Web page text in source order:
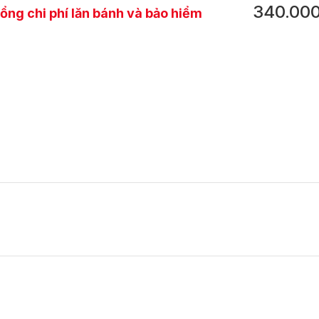
chi phí lăn bánh và bảo hiểm